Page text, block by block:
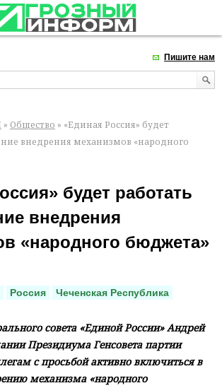
Пишите нам
» Общество » «Единая Россия» будет
внедрения механизмов «народного
будет работать
внедрения
«народного бюджета»
Россия
Чеченская Республика
совета «Единой России» Андрей
Президиума Генсовета партии
с просьбой активно включиться в
механизма «народного